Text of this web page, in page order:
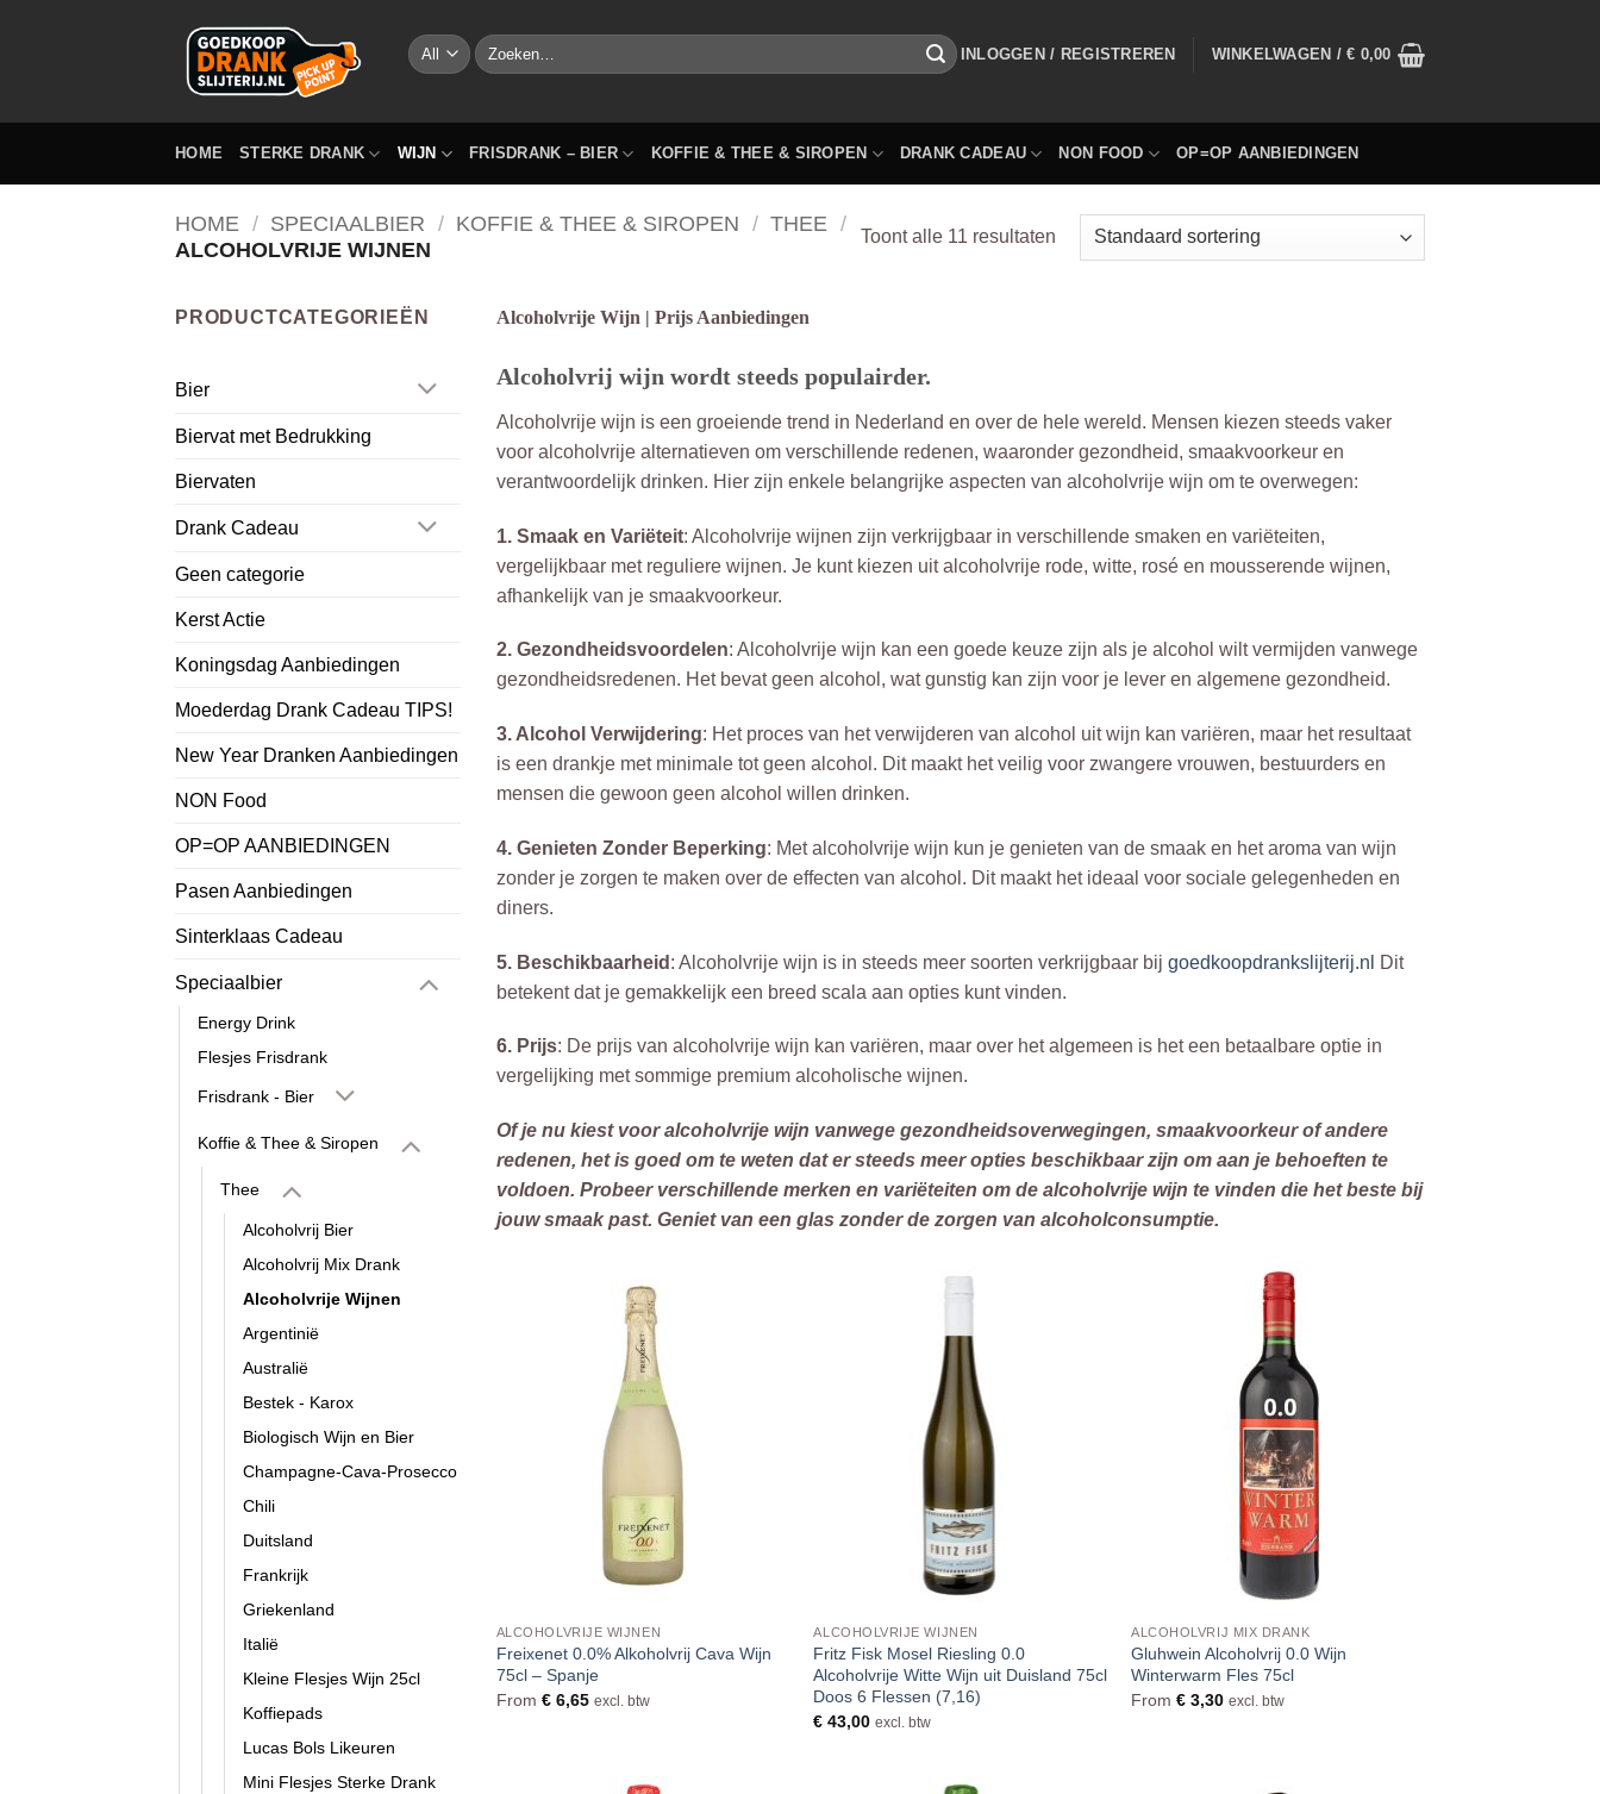
Zoeken
naar:
INLOGGEN / REGISTREREN WINKELWAGEN /€ 0,00
HOME STERKE DRANK WIJN FRISDRANK – BIER KOFFIE & THEE & SIROPEN DRANK CADEAU NON FOOD OP=OP AANBIEDINGEN
HOME / SPECIAALBIER / KOFFIE & THEE & SIROPEN / THEE /
ALCOHOLVRIJE WIJNEN
Toont alle 11 resultaten
PRODUCTCATEGORIEËN
Bier
Biervat met Bedrukking
Biervaten
Drank Cadeau
Geen categorie
Kerst Actie
Koningsdag Aanbiedingen
Moederdag Drank Cadeau TIPS!
New Year Dranken Aanbiedingen
NON Food
OP=OP AANBIEDINGEN
Pasen Aanbiedingen
Sinterklaas Cadeau
Speciaalbier
Energy Drink
Flesjes Frisdrank
Frisdrank - Bier
Koffie & Thee & Siropen
Thee
Alcoholvrij Bier
Alcoholvrij Mix Drank
Alcoholvrije Wijnen
Argentinië
Australië
Bestek - Karox
Biologisch Wijn en Bier
Champagne-Cava-Prosecco
Chili
Duitsland
Frankrijk
Griekenland
Italië
Kleine Flesjes Wijn 25cl
Koffiepads
Lucas Bols Likeuren
Mini Flesjes Sterke Drank
Alcoholvrije Wijn | Prijs Aanbiedingen
Alcoholvrij wijn wordt steeds populairder.
Alcoholvrije wijn is een groeiende trend in Nederland en over de hele wereld. Mensen kiezen steeds vaker
voor alcoholvrije alternatieven om verschillende redenen, waaronder gezondheid, smaakvoorkeur en
verantwoordelijk drinken. Hier zijn enkele belangrijke aspecten van alcoholvrije wijn om te overwegen:
1. Smaak en Variëteit: Alcoholvrije wijnen zijn verkrijgbaar in verschillende smaken en variëteiten,
vergelijkbaar met reguliere wijnen. Je kunt kiezen uit alcoholvrije rode, witte, rosé en mousserende wijnen,
afhankelijk van je smaakvoorkeur.
2. Gezondheidsvoordelen: Alcoholvrije wijn kan een goede keuze zijn als je alcohol wilt vermijden vanwege
gezondheidsredenen. Het bevat geen alcohol, wat gunstig kan zijn voor je lever en algemene gezondheid.
3. Alcohol Verwijdering: Het proces van het verwijderen van alcohol uit wijn kan variëren, maar het resultaat
is een drankje met minimale tot geen alcohol. Dit maakt het veilig voor zwangere vrouwen, bestuurders en
mensen die gewoon geen alcohol willen drinken.
4. Genieten Zonder Beperking: Met alcoholvrije wijn kun je genieten van de smaak en het aroma van wijn
zonder je zorgen te maken over de effecten van alcohol. Dit maakt het ideaal voor sociale gelegenheden en
diners.
5. Beschikbaarheid : Alcoholvrije wijn is in steeds meer soorten verkrijgbaar bij goedkoopdrankslijterij.nl
Dit
betekent dat je gemakkelijk een breed scala aan opties kunt vinden.
6. Prijs: De prijs van alcoholvrije wijn kan variëren, maar over het algemeen is het een betaalbare optie in
vergelijking met sommige premium alcoholische wijnen.
Of je nu kiest voor alcoholvrije wijn vanwege gezondheidsoverwegingen, smaakvoorkeur of andere
redenen, het is goed om te weten dat er steeds meer opties beschikbaar zijn om aan je behoeften te
voldoen. Probeer verschillende merken en variëteiten om de alcoholvrije wijn te vinden die het beste bij
jouw smaak past. Geniet van een glas zonder de zorgen van alcoholconsumptie.
ALCOHOLVRIJE WIJNEN
Freixenet 0.0% Alkoholvrij Cava Wijn
75cl – Spanje
From €6,65 excl. btw
ALCOHOLVRIJE WIJNEN
Fritz Fisk Mosel Riesling 0.0
Alcoholvrije Witte Wijn uit Duisland 75cl
Doos 6 Flessen (7,16)
€ 43,00 excl. btw
ALCOHOLVRIJ MIX DRANK
Gluhwein Alcoholvrij 0.0 Wijn
Winterwarm Fles 75cl
From€ 3,30 excl. btw